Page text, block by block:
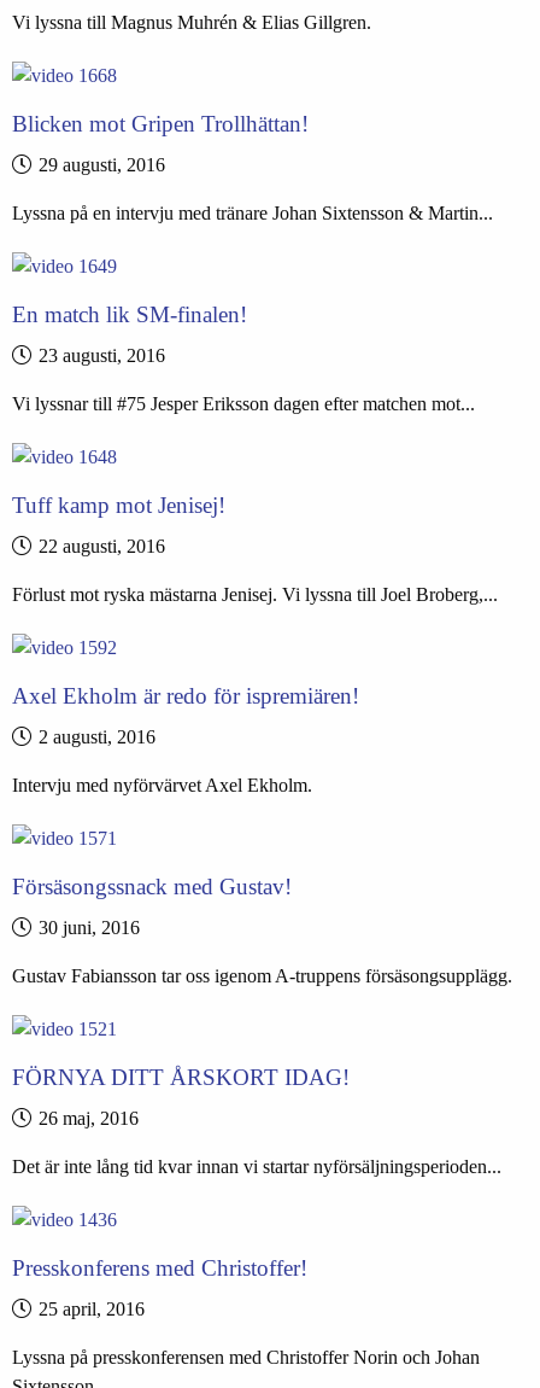
Vi lyssna till Magnus Muhrén & Elias Gillgren.
Blicken mot Gripen Trollhättan!
29 augusti, 2016
Lyssna på en intervju med tränare Johan Sixtensson & Martin...
En match lik SM-finalen!
23 augusti, 2016
Vi lyssnar till #75 Jesper Eriksson dagen efter matchen mot...
Tuff kamp mot Jenisej!
22 augusti, 2016
Förlust mot ryska mästarna Jenisej. Vi lyssna till Joel Broberg,...
Axel Ekholm är redo för ispremiären!
2 augusti, 2016
Intervju med nyförvärvet Axel Ekholm.
Försäsongssnack med Gustav!
30 juni, 2016
Gustav Fabiansson tar oss igenom A-truppens försäsongsupplägg.
FÖRNYA DITT ÅRSKORT IDAG!
26 maj, 2016
Det är inte lång tid kvar innan vi startar nyförsäljningsperioden...
Presskonferens med Christoffer!
25 april, 2016
Lyssna på presskonferensen med Christoffer Norin och Johan